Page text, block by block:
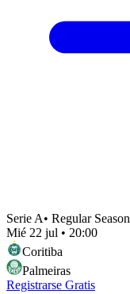
Serie A• Regular Season
Mié 22 jul • 20:00
Coritiba
Palmeiras
Registrarse Gratis